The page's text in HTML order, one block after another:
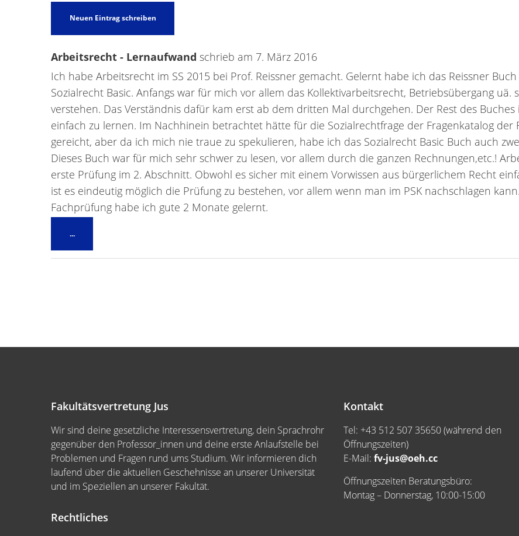
Arbeitsrecht - Lernaufwand schrieb am 7. März 2016
Ich habe Arbeitsrecht im SS 2015 bei Prof. Reissner gemacht. Gelernt habe ich das Reissner
Sozialrecht Basic. Anfangs war für mich vor allem das Kollektivarbeitsrecht, Betriebsübergang uä.
verstehen. Das Verständnis dafür kam erst ab dem dritten Mal durchgehen. Der Rest des
einfach zu lernen. Im Nachhinein betrachtet hätte für die Sozialrechtfrage der Fragenkatalog der
gereicht, aber da ich mich nie traue zu spekulieren, habe ich das Sozialrecht Basic Buch auch
Dieses Buch war für mich sehr schwer zu lesen, vor allem durch die ganzen Rechnungen,etc.!
erste Prüfung im 2. Abschnitt. Obwohl es sicher mit einem Vorwissen aus bürgerlichem Recht
ist es eindeutig möglich die Prüfung zu bestehen, vor allem wenn man im PSK nachschlagen
Fachprüfung habe ich gute 2 Monate gelernt.
...Diese
ein-/ausblenden.
Fakultätsvertretung Jus
Wir sind deine gesetzliche Interessensvertretung, dein Sprachrohr
gegenüber den Professor_innen und deine erste Anlaufstelle bei
Problemen und Fragen rund ums Studium. Wir informieren dich
laufend über die aktuellen Geschehnisse an unserer Universität
und im Speziellen an unserer Fakultät.
Rechtliches
Kontakt
Tel: +43 512 507 35650 (während den
Öffnungszeiten)
E-Mail: fv-jus@oeh.cc
Öffnungszeiten Beratungsbüro:
Montag – Donnerstag, 10:00-15:00